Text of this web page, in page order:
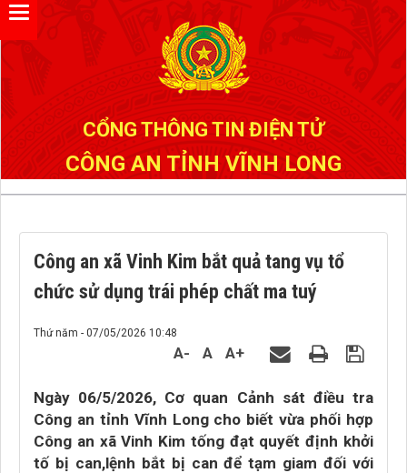
CỔNG THÔNG TIN ĐIỆN TỬ
CÔNG AN TỈNH VĨNH LONG
Công an xã Vinh Kim bắt quả tang vụ tổ
chức sử dụng trái phép chất ma tuý
Thứ năm - 07/05/2026 10:48
A- A A+
Ngày 06/5/2026, Cơ quan Cảnh sát điều tra
Công an tỉnh Vĩnh Long cho biết vừa phối hợp
Công an xã Vinh Kim tống đạt quyết định khởi
tố bị can,lệnh bắt bị can để tạm giam đối với